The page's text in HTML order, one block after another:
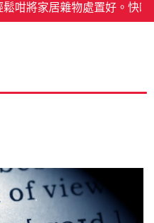
將家居雜物處置好。快啲